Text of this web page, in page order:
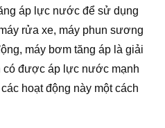
áp lực nước để sử dụng
rửa xe, máy phun sương
máy bơm tăng áp là giải
có được áp lực nước mạnh
hoạt động này một cách